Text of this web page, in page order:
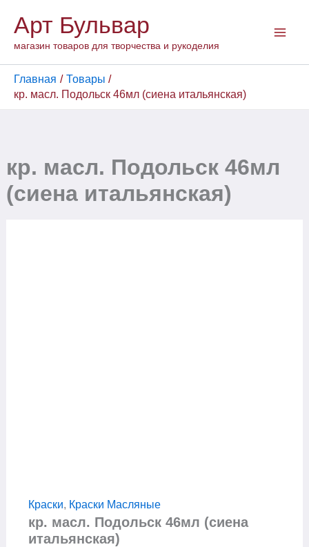
содержимому
Арт Бульвар
магазин товаров для творчества и рукоделия
Главная
Товары
кр. масл. Подольск 46мл (сиена итальянская)
кр. масл. Подольск 46мл
(сиена итальянская)
Краски, Краски Масляные
кр. масл. Подольск 46мл (сиена
итальянская)